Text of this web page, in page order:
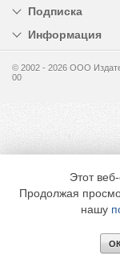
Подписка
Информация
© 2002 - 2026 OOO
00
Этот
Продолжая
нашу